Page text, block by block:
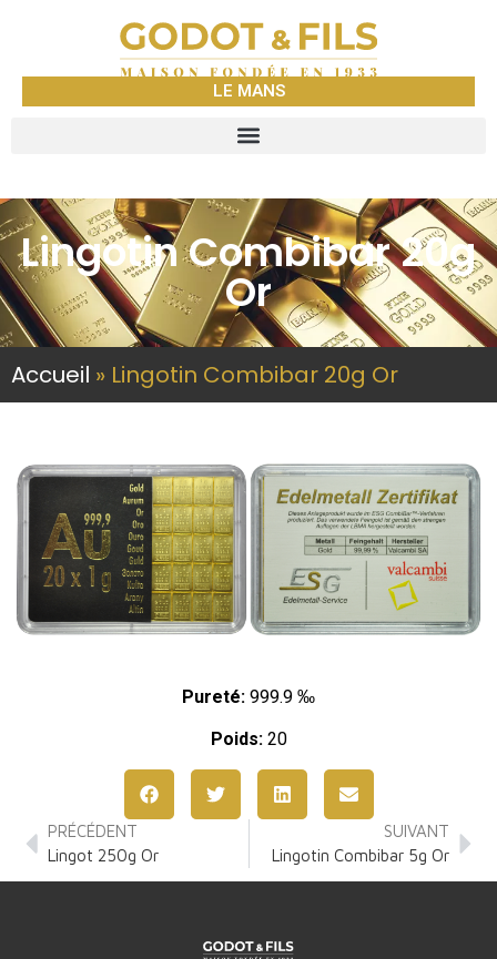
LE MANS
Lingotin Combibar 20g
Or
Accueil » Lingotin Combibar 20g Or
Pureté: 999.9 ‰
Poids:20
PRÉCÉDENT
Lingot 250g Or
SUIVANT
Lingotin Combibar 5g Or